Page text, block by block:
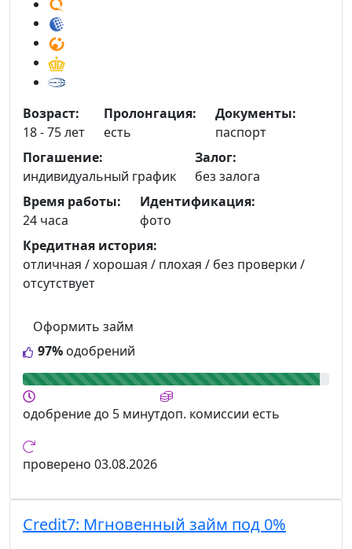
97% одобрений
Оформить займ
Возраст:
18 - 75 лет
Пролонгация:
есть
Документы:
паспорт
Погашение:
индивидуальный график
Залог:
без залога
Время работы:
24 часа
Идентификация:
фото
Кредитная история:
отличная / хорошая / плохая / без проверки /
отсутствует
одобрениедо 5 минутдоп. комиссии есть
проверено 03.08.2026
Credit7: Мгновенный займ под 0%